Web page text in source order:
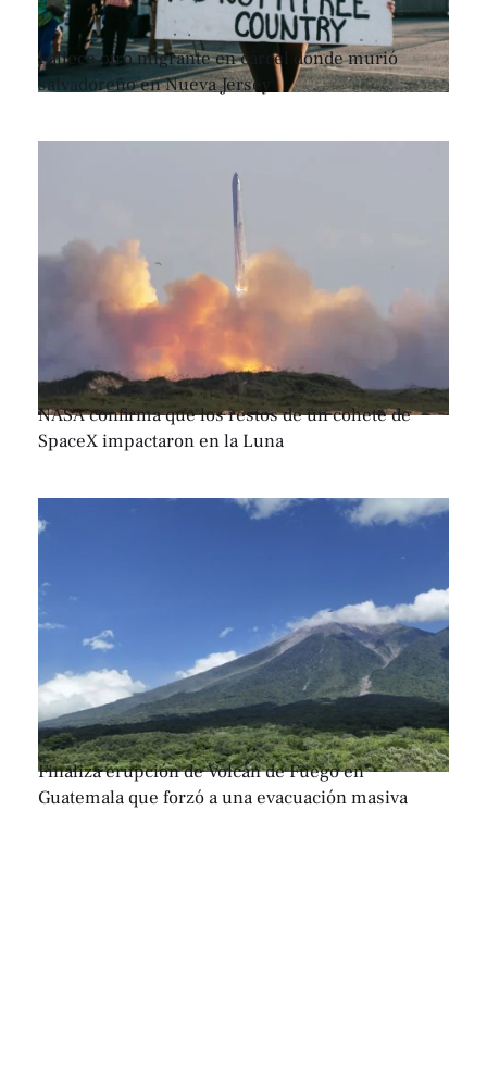
Fallece otro migrante en cárcel donde murió
salvadoreño en Nueva Jersey
NASA confirma que los restos de un cohete de
SpaceX impactaron en la Luna
Finaliza erupción de Volcán de Fuego en
Guatemala que forzó a una evacuación masiva